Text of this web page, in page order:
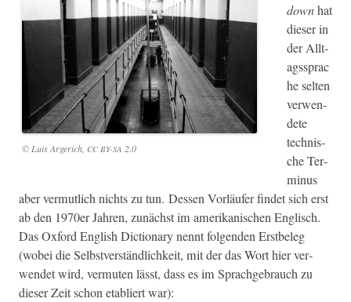
© Luis Arg­erich, CC BY-SA 2.0
downhat
dieser in
der All­t­
agssprac
he sel­ten
ver­wen­
dete
tech­nis­
che Ter­
mi­nus
aber ver­mut­lich nichts zu tun. Dessen Vor­läufer find­et sich erst
ab den 1970er Jahren, zunächst im amerikanis­chen Englisch.
Das Oxford Eng­lish Dic­tio­nary nen­nt fol­gen­den Erst­be­leg
(wobei die Selb­stver­ständlichkeit, mit der das Wort hier ver­
wen­det wird, ver­muten lässt, dass es im Sprachge­brauch zu
dieser Zeit schon etabliert war):